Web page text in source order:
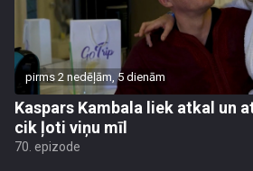
pirms 2 nedēļām, 5 dienām
Kaspars Kambala liek atkal un
cik ļoti viņu mīl
70. epizode